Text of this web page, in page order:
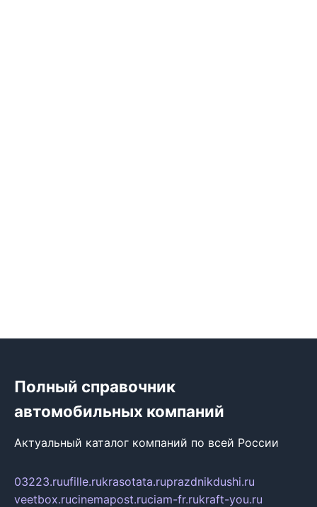
Полный справочник
автомобильных компаний
Актуальный каталог компаний по всей России
03223.ruufille.rukrasotata.ruprazdnikdushi.ru
veetbox.rucinemapost.ruciam-fr.rukraft-you.ru